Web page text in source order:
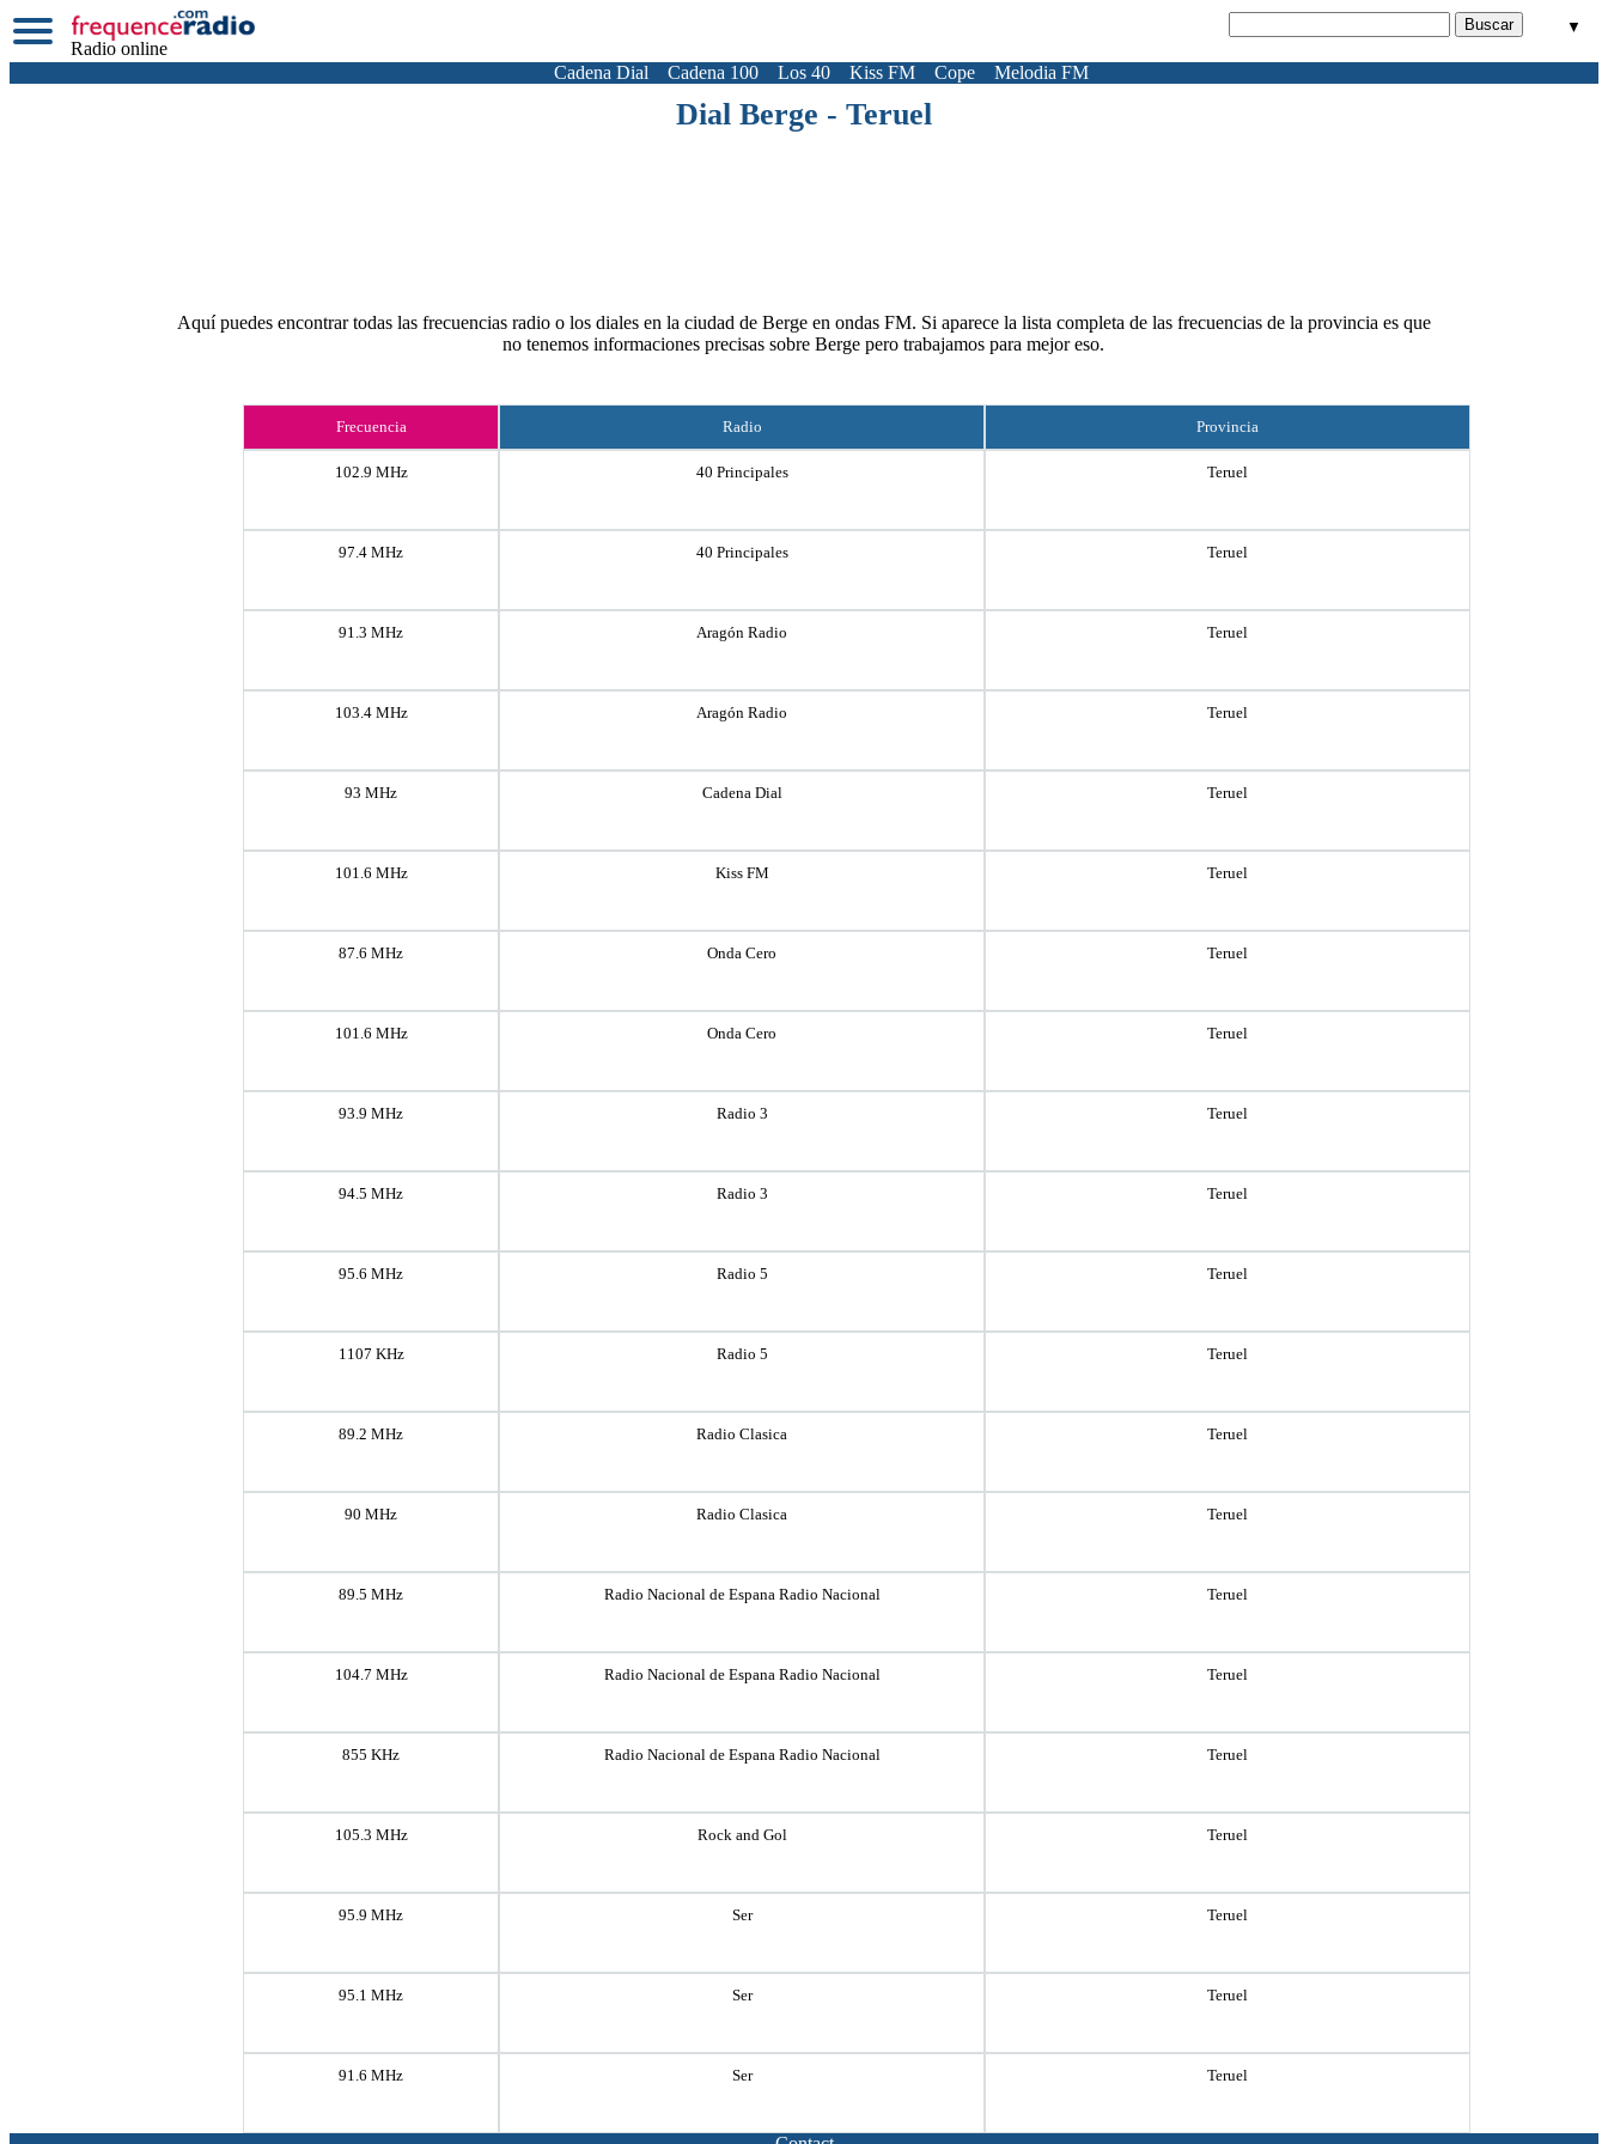
Radio online
▼
Cadena Dial Cadena 100 Los 40 Kiss FM Cope Melodia FM
Dial Berge - Teruel
Aquí puedes encontrar todas las frecuencias radio o los diales en la ciudad de Berge en ondas FM. Si aparece la lista completa de las frecuencias de la provincia es que
no tenemos informaciones precisas sobre Berge pero trabajamos para mejor eso.
Frecuencia Radio Provincia
102.9 MHz 40 Principales Teruel
97.4 MHz 40 Principales Teruel
91.3 MHz Aragón Radio Teruel
103.4 MHz Aragón Radio Teruel
93 MHz Cadena Dial Teruel
101.6 MHz Kiss FM Teruel
87.6 MHz Onda Cero Teruel
101.6 MHz Onda Cero Teruel
93.9 MHz Radio 3 Teruel
94.5 MHz Radio 3 Teruel
95.6 MHz Radio 5 Teruel
1107 KHz Radio 5 Teruel
89.2 MHz Radio Clasica Teruel
90 MHz Radio Clasica Teruel
89.5 MHz Radio Nacional de Espana Radio Nacional Teruel
104.7 MHz Radio Nacional de Espana Radio Nacional Teruel
855 KHz Radio Nacional de Espana Radio Nacional Teruel
105.3 MHz Rock and Gol Teruel
95.9 MHz Ser Teruel
95.1 MHz Ser Teruel
91.6 MHz Ser Teruel